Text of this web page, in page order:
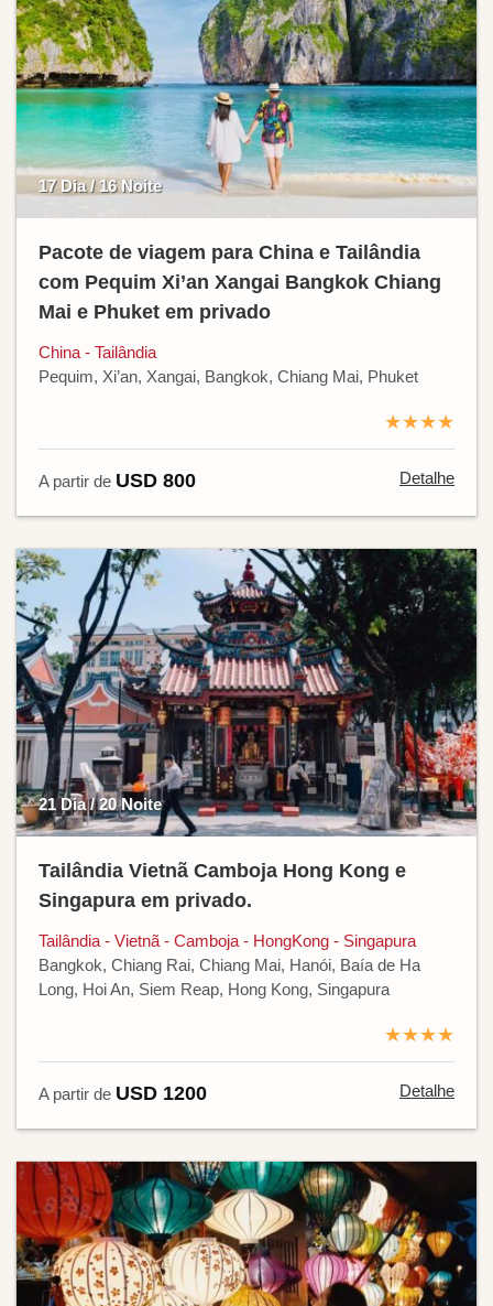
17 Dia / 16 Noite
Pacote de viagem para China e Tailândia
com Pequim Xi’an Xangai Bangkok Chiang
Mai e Phuket em privado
China - Tailândia
Pequim, Xi’an, Xangai, Bangkok, Chiang Mai, Phuket
★★★★
A partir de USD 800 Detalhe
21 Dia / 20 Noite
Tailândia Vietnã Camboja Hong Kong e
Singapura em privado.
Tailândia - Vietnã - Camboja - HongKong - Singapura
Bangkok, Chiang Rai, Chiang Mai, Hanói, Baía de Ha
Long, Hoi An, Siem Reap, Hong Kong, Singapura
★★★★
A partir de USD 1200 Detalhe